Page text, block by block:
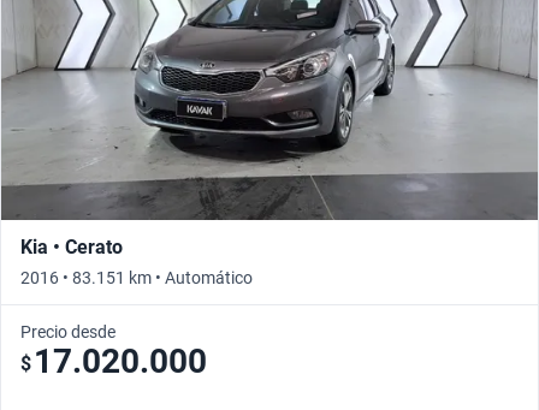
Kia • Cerato
2016 • 83.151 km • Automático
Precio desde
$ 17.020.000